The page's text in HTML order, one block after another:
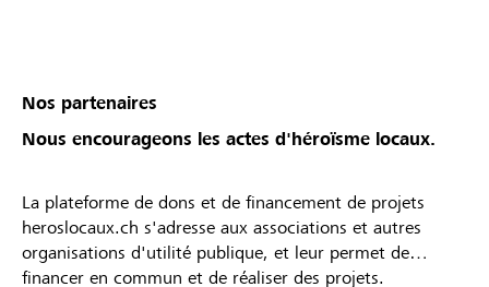
Nos partenaires
Nous encourageons les actes d'héroïsme locaux.
La plateforme de dons et de financement de projets
heroslocaux.ch s'adresse aux associations et autres
organisations d'utilité publique, et leur permet de
financer en commun et de réaliser des projets.